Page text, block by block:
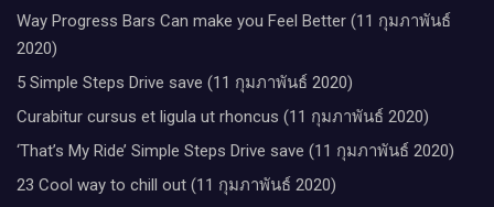
Way Progress Bars Can make you Feel Better (11 กุมภาพันธ์
2020)
5 Simple Steps Drive save (11 กุมภาพันธ์ 2020)
Curabitur cursus et ligula ut rhoncus (11 กุมภาพันธ์ 2020)
‘That’s My Ride’ Simple Steps Drive save (11 กุมภาพันธ์ 2020)
23 Cool way to chill out (11 กุมภาพันธ์ 2020)